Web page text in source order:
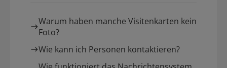
Warum haben manche Visitenkarten kein
Foto?
Wie kann ich Personen kontaktieren?